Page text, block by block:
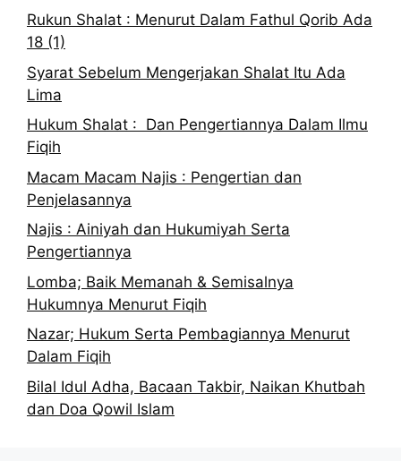
Rukun Shalat : Menurut Dalam Fathul Qorib Ada
18 (1)
Syarat Sebelum Mengerjakan Shalat Itu Ada
Lima
Hukum Shalat : Dan Pengertiannya Dalam Ilmu
Fiqih
Macam Macam Najis : Pengertian dan
Penjelasannya
Najis : Ainiyah dan Hukumiyah Serta
Pengertiannya
Lomba; Baik Memanah & Semisalnya
Hukumnya Menurut Fiqih
Nazar; Hukum Serta Pembagiannya Menurut
Dalam Fiqih
Bilal Idul Adha, Bacaan Takbir, Naikan Khutbah
dan Doa Qowil Islam